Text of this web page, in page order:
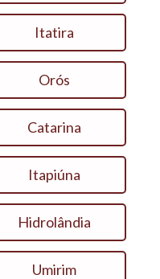
Itatira
Orós
Catarina
Itapiúna
Hidrolândia
Umirim